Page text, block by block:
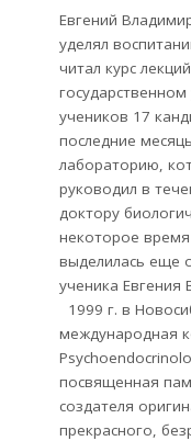
Евгений
уделял
читал курс
учеников 17
последние
лабораторию,
руководил в
доктору
некоторое
выделилась еще
ученика
1999 г. в
международная
посвященная
создателя
прекрасного,